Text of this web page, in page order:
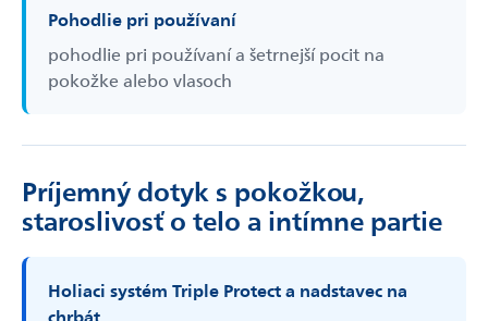
Pohodlie pri používaní
pohodlie pri používaní a šetrnejší pocit na
pokožke alebo vlasoch
Príjemný dotyk s pokožkou,
staroslivosť o telo a intímne partie
Holiaci systém Triple Protect a nadstavec na
chrbát